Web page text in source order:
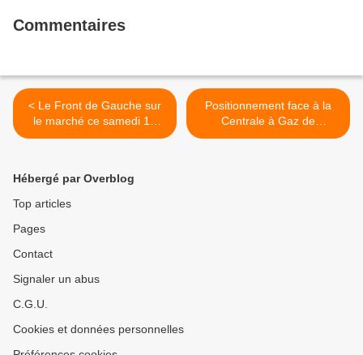
Commentaires
< Le Front de Gauche sur
le marché ce samedi 15
mars pour distribuer le
comité de soutien (photos
Pierre-Yvon Boisnard)
Positionnement face à la
Centrale à Gaz de
Landivisiau: les réponses
Hébergé par Overblog
Top articles
Pages
Contact
Signaler un abus
C.G.U.
Cookies et données personnelles